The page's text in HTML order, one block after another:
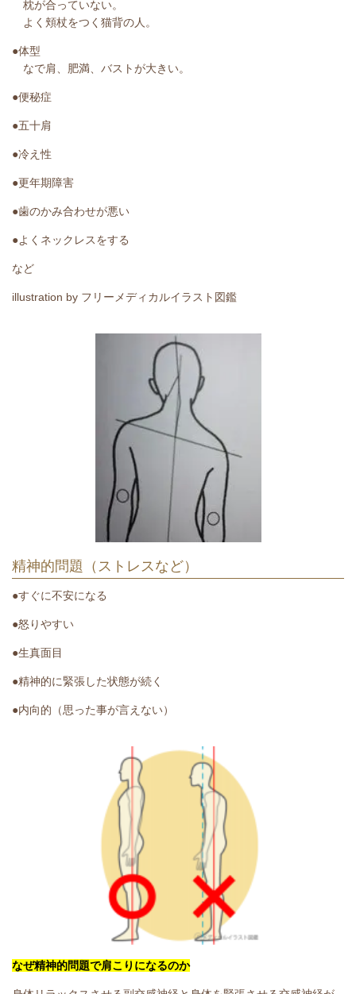
枕が合っていない。
よく頬杖をつく猫背の人。
●体型
なで肩、肥満、バストが大きい。
●便秘症
●五十肩
●冷え性
●更年期障害
●歯のかみ合わせが悪い
●よくネックレスをする
など
illustration by フリーメディカルイラスト図鑑
精神的問題（ストレスなど）
●すぐに不安になる
●怒りやすい
●生真面目
●精神的に緊張した状態が続く
●内向的（思った事が言えない）
なぜ精神的問題で肩こりになるのか